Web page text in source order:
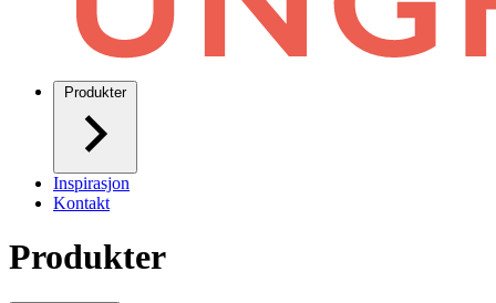
Produkter
Inspirasjon
Kontakt
Produkter